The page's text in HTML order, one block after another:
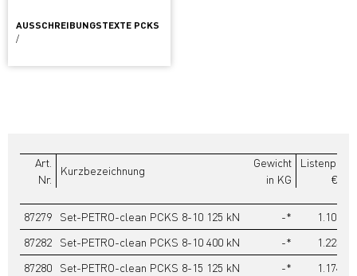
AUSSCHREIBUNGSTEXTE PCKS
/
Art.
Nr.
Kurzbezeichnung
Gewicht
in KG
Listenpreis
€/ST
87279 Set-PETRO-clean PCKS 8-10 125 kN -*
1.101,80
87282
Set-PETRO-clean PCKS 8-10 400 kN -*
1.223,80
87280
Set-PETRO-clean PCKS 8-15 125 kN -*
1.174,40